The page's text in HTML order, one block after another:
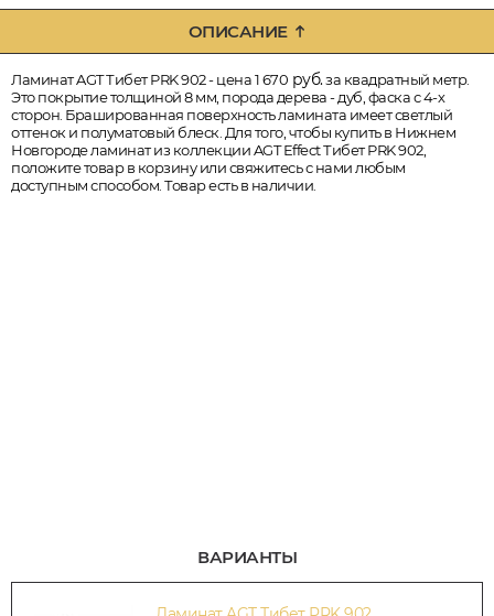
ОПИСАНИЕ
Ламинат AGT Тибет PRK 902 - цена 1 670 руб.за квадратный метр.
Это покрытие толщиной 8 мм, порода дерева - дуб, фаска с 4-х
сторон. Брашированная поверхность ламината имеет светлый
оттенок и полуматовый блеск. Для того, чтобы купить в Нижнем
Новгороде ламинат из коллекции AGT Effect Тибет PRK 902,
положите товар в корзину или свяжитесь с нами любым
доступным способом. Товар есть в наличии.
ВАРИАНТЫ